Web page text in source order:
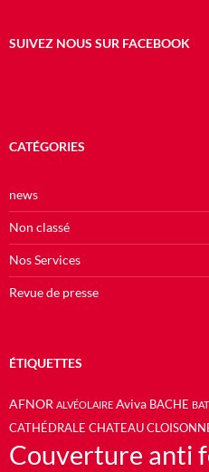
SUIVEZ NOUS SUR FACEBOOK
CATÉGORIES
news
Non classé
Nos Services
Revue de presse
ÉTIQUETTES
AFNOR ALVÉOLAIRE Aviva BACHE
CATHÉDRALE CHATEAU
Couverture anti